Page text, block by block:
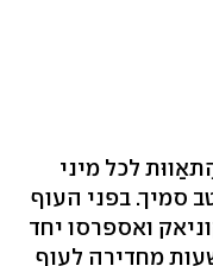
לכל מיני
סמיך. בפני העוף
ואספרסו יחד
שורש. השרייה בת 36 שעות מחדירה לעוף